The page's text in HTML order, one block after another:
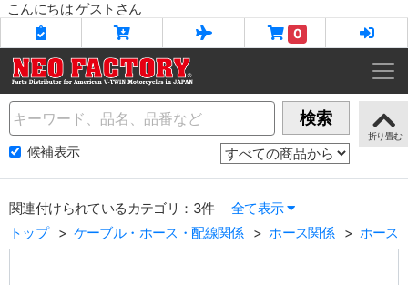
こんにちは ゲストさん
0
Name 検索
候補表示
関連付けられているカテゴリ：3件
全て表示
トップ
ケーブル・ホース・配線関係 ホース関係 ホース